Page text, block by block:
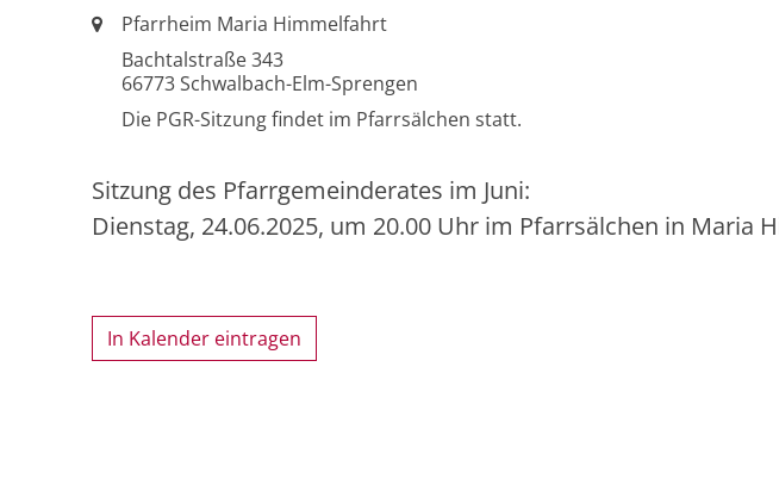
Ort:Pfarrheim Maria Himmelfahrt
Bachtalstraße 343
66773Schwalbach-Elm-Sprengen
Die PGR-Sitzung findet im Pfarrsälchen statt.
Sitzung des Pfarrgemeinderates im Juni:
Dienstag, 24.06.2025, um 20.00 Uhr im Pfarrsälchen in Maria
In Kalender eintragen